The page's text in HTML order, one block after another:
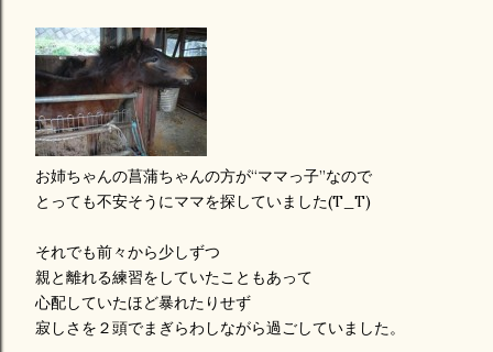
お姉ちゃんの菖蒲ちゃんの方が“ママっ子”なので
とっても不安そうにママを探していました(T_T)
それでも前々から少しずつ
親と離れる練習をしていたこともあって
心配していたほど暴れたりせず
寂しさを２頭でまぎらわしながら過ごしていました。